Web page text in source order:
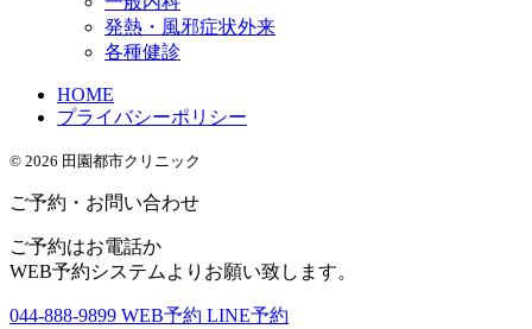
発熱・風邪症状外来
各種健診
HOME
プライバシーポリシー
© 2026 田園都市クリニック
ご予約・お問い合わせ
ご予約はお電話か
WEB予約システムよりお願い致します。
044-888-9899 WEB予約 LINE予約